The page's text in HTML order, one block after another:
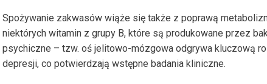
Spożywanie zakwasów wiąże się także z poprawą
niektórych witamin z grupy B, które są produkowane przez
psychiczne – tzw. oś jelitowo-mózgowa odgrywa kluczową
depresji, co potwierdzają wstępne badania kliniczne.